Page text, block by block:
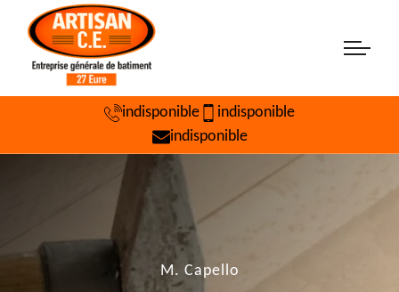
indisponible
indisponible
indisponible
M. Capello